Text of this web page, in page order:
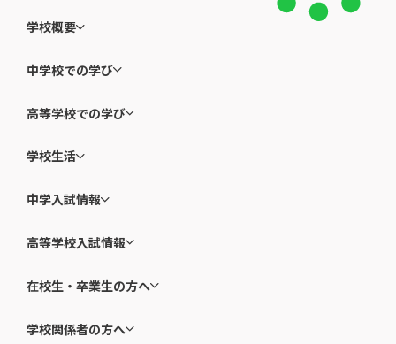
学校概要
中学校での学び
高等学校での学び
学校生活
中学入試情報
高等学校入試情報
在校生・卒業生の方へ
学校関係者の方へ